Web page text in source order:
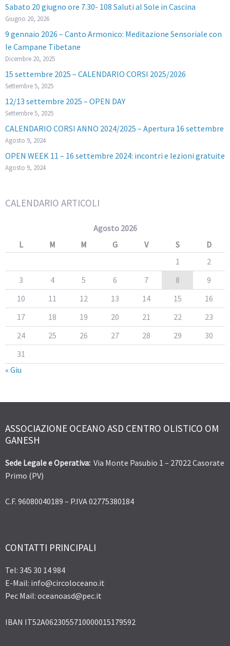
Sabato 20 giugno ore 7.30- 108 Saluti al Sole in Cascina
Giugno 20, 2026
9 gennaio 2026 – Canto Armonico: Meditazione Sensoriale con
le Campane Tibetane
Dicembre 20, 2025
15 settembre 2025 – CALENDARIO CORSI 2025/2026
Settembre 5, 2025
12/13 settembre 2025 – OPEN DAY
Settembre 5, 2025
CALENDARIO CORSI ANNO 2024/2025 – Apertura 16 settembre
Agosto 9, 2024
OPEN WEEK 11 – 16 settembre 2024: incontri e lezioni gratuite
Agosto 9, 2024
CALENDARIO ARTICOLI
Agosto 2026
L
M M G V S
D
1
2
3
4 5 6 7 8
9
10
11 12 13 14 15
16
17
18 19 20 21 22
23
24
25 26 27 28 29
30
31
« Giu
ASSOCIAZIONE OCEANO ASD CENTRO OLISTICO OM
GANESH
Sede Legale e Operativa: Via Monte Pasubio 1 – 27022 Casorate
Primo (PV)
C.F. 96080040189 – P.IVA 02775380184
CONTATTI PRINCIPALI
Tel: 345 30 14 984
E-Mail: info@circoloceano.it
Pec Mail: oceanoasd@pec.it
IBAN IT52A0623055710000015179592